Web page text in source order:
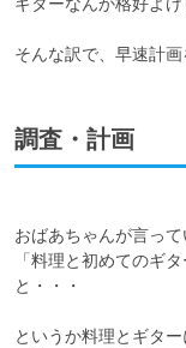
そんな訳で、早速計画
調査・計画
おばあちゃんが言って
「料理と初めてのギ
と・・・
というか料理とギタ